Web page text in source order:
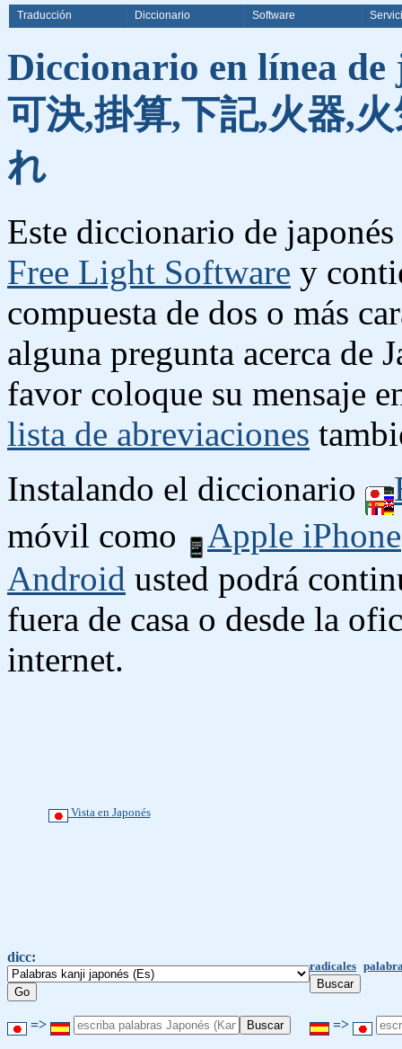
Traducción Diccionario Software
Diccionario en línea
可決,掛算,下記,火器,
れ
Este diccionario de
Free Light Software y
compuesta de dos o más
alguna pregunta acerca de
favor coloque su mensaje
lista de abreviaciones
Instalando el diccionario
móvil como
Apple iPhone
Android usted podrá
fuera de casa o desde la
internet.
Vista en Japonés
dicc:
radicales
=> =>